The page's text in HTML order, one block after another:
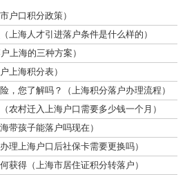
户口积分政策）
上海人才引进落户条件是什么样的）
上海的三种方案）
上海积分表）
，您了解吗？（上海积分落户办理流程）
农村迁入上海户口需要多少钱一个月）
带孩子能落户吗现在）
理上海户口后社保卡需要更换吗）
获得（上海市居住证积分转落户）